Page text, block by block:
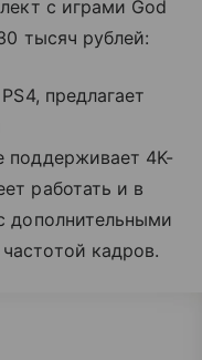
с играми God
тысяч рублей:
предлагает
поддерживает 4K-
работать и в
дополнительными
кадров.